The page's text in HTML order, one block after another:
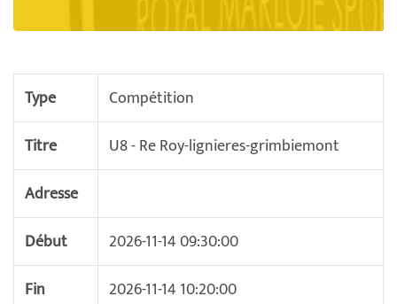
Type
Compétition
Titre
U8 - Re Roy-lignieres-grimbiemont
Adresse
Début
2026-11-14 09:30:00
Fin
2026-11-14 10:20:00